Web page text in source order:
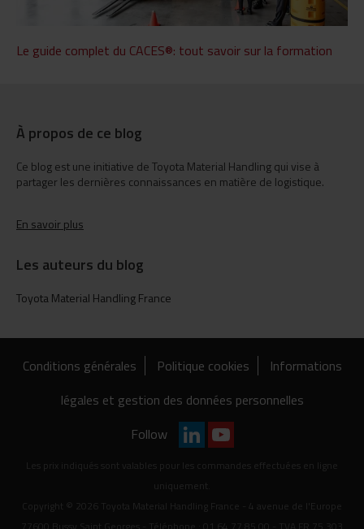
Le guide complet du CACES®: tout savoir sur la formation
À propos de ce blog
Ce blog est une initiative de Toyota Material Handling qui vise à
partager les dernières connaissances en matière de logistique.
En savoir plus
Les auteurs du blog
Toyota Material Handling France
Conditions générales Politique cookies
Informations
légales et gestion des données personnelles
Follow
Les prix indiqués sont valables pour les commandes effectuées en ligne
uniquement.
Copyright © 2026 Toyota Material Handling France - 4 avenue de l'Europe